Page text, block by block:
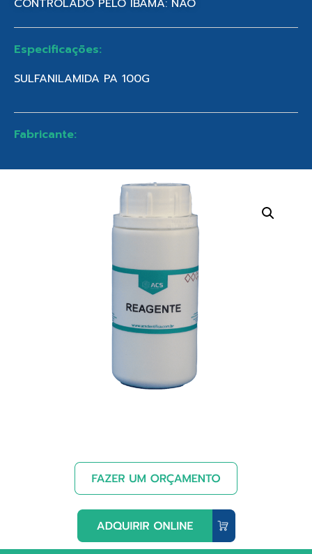
CONTROLADO PELO IBAMA: NÃO
Especificações:
SULFANILAMIDA PA 100G
Fabricante: